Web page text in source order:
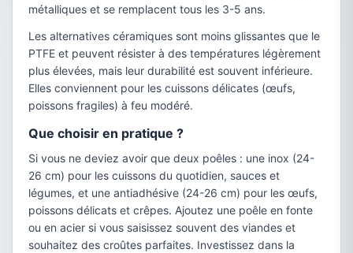
métalliques et se remplacent tous les 3-5 ans.
Les alternatives céramiques sont moins glissantes que le
PTFE et peuvent résister à des températures légèrement
plus élevées, mais leur durabilité est souvent inférieure.
Elles conviennent pour les cuissons délicates (œufs,
poissons fragiles) à feu modéré.
Que choisir en pratique ?
Si vous ne deviez avoir que deux poêles : une inox (24-
26 cm) pour les cuissons du quotidien, sauces et
légumes, et une antiadhésive (24-26 cm) pour les œufs,
poissons délicats et crêpes. Ajoutez une poêle en fonte
ou en acier si vous saisissez souvent des viandes et
souhaitez des croûtes parfaites. Investissez dans la